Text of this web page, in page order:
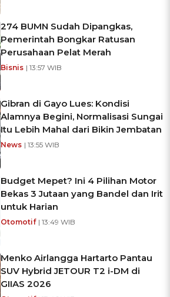
274 BUMN Sudah Dipangkas,
Pemerintah Bongkar Ratusan
Perusahaan Pelat Merah
Bisnis | 13:57 WIB
Gibran di Gayo Lues: Kondisi
Alamnya Begini, Normalisasi Sungai
Itu Lebih Mahal dari Bikin Jembatan
News | 13:55 WIB
Budget Mepet? Ini 4 Pilihan Motor
Bekas 3 Jutaan yang Bandel dan Irit
untuk Harian
Otomotif | 13:49 WIB
Menko Airlangga Hartarto Pantau
SUV Hybrid JETOUR T2 i-DM di
GIIAS 2026